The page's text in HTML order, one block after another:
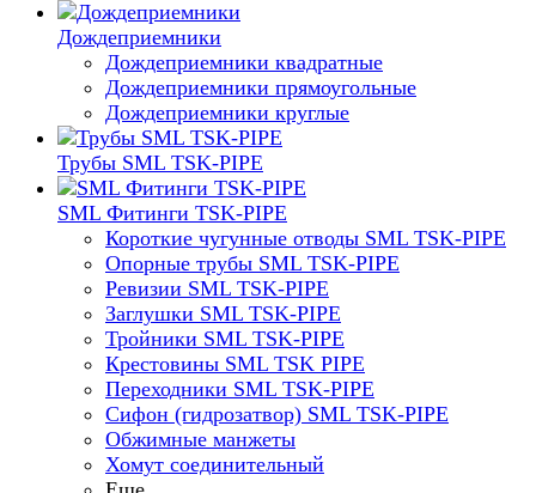
Дождеприемники
Дождеприемники квадратные
Дождеприемники прямоугольные
Дождеприемники круглые
Трубы SML TSK-PIPE
SML Фитинги TSK-PIPE
Короткие чугунные отводы SML TSK-PIPE
Опорные трубы SML TSK-PIPE
Ревизии SML TSK-PIPE
Заглушки SML TSK-PIPE
Тройники SML TSK-PIPE
Крестовины SML TSK PIPE
Переходники SML TSK-PIPE
Сифон (гидрозатвор) SML TSK-PIPE
Обжимные манжеты
Хомут соединительный